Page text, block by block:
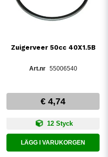
Zuigerveer 50cc 40X1.5B
55006540
€ 4,74
12 Styck
LÄGG I VARUKORGEN